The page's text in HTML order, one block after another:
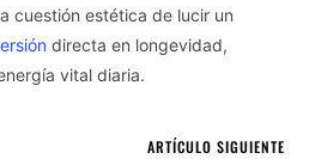
cuestión estética de lucir un
directa en longevidad,
vital diaria.
ARTÍCULO SIGUIENTE